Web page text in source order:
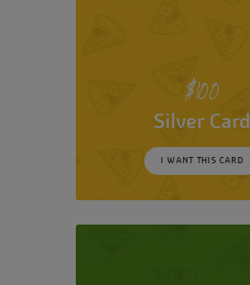
$100
Silver Card
I WANT THIS CARD